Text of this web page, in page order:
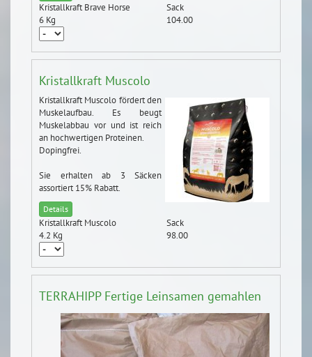
Kristallkraft Brave Horse
Sack
6 Kg
104.00
Kristallkraft Muscolo
Kristallkraft Muscolo fördert den
Muskelaufbau. Es beugt
Muskelabbau vor und ist reich
an hochwertigen Proteinen.
Dopingfrei.
Sie erhalten ab 3 Säcken
assortiert 15% Rabatt.
Details
Kristallkraft Muscolo
Sack
4.2 Kg
98.00
TERRAHIPP Fertige Leinsamen gemahlen